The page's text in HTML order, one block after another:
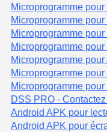
Microprogramme
Microprogramme
Microprogramme pour
Microprogramme
Microprogramme
Microprogramme
Android APK pour
Android APK pour